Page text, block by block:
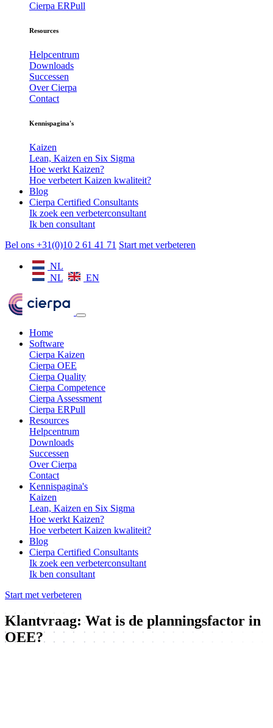
Cierpa ERPull
Resources
Helpcentrum
Downloads
Successen
Over Cierpa
Contact
Kennispagina's
Kaizen
Lean, Kaizen en Six Sigma
Hoe werkt Kaizen?
Hoe verbetert Kaizen kwaliteit?
Blog
Cierpa Certified Consultants
Ik zoek een verbeterconsultant
Ik ben consultant
Bel ons +31(0)10 2 61 41 71 Start met verbeteren
NL
NL
EN
Home
Software
Cierpa Kaizen
Cierpa OEE
Cierpa Quality
Cierpa Competence
Cierpa Assessment
Cierpa ERPull
Resources
Helpcentrum
Downloads
Successen
Over Cierpa
Contact
Kennispagina's
Kaizen
Lean, Kaizen en Six Sigma
Hoe werkt Kaizen?
Hoe verbetert Kaizen kwaliteit?
Blog
Cierpa Certified Consultants
Ik zoek een verbeterconsultant
Ik ben consultant
Start met verbeteren
Klantvraag: Wat is de planningsfactor in
OEE?